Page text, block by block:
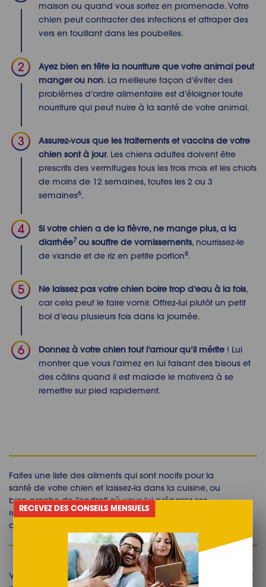
maison ou quand vous sortez en promenade. Votre
chien peut contracter des infections et attraper des
vers en fouillant dans les poubelles.
Ayez bien en tête la nourriture que votre animal peut
manger ou non. La meilleure façon d’éviter des
problèmes d’ordre alimentaire est d’éloigner toute
nourriture qui peut nuire à la santé de votre animal.
Assurez-vous que les traitements et vaccins de votre
chien sont à jour. Les chiens adultes doivent être
prescrits des vermifuges tous les trois mois et les chiots
de moins de 12 semaines, toutes les 2 ou 3
semaines6.
Si votre chien a de la fièvre, ne mange plus, a la
diarrhée7 ou souffre de vomissements, nourrissez-le
de viande et de riz en petite portion8.
Ne laissez pas votre chien boire trop d’eau à la fois,
car cela peut le faire vomir. Offrez-lui plutôt un petit
bol d’eau plusieurs fois dans la journée.
Donnez à votre chien tout l’amour qu’il mérite ! Lui
montrer que vous l’aimez en lui faisant des bisous et
des câlins quand il est malade le motivera à se
remettre sur pied rapidement.
Faites une liste des aliments qui sont nocifs pour la
santé de votre chien et laissez-la dans la cuisine, ou
bien proche de l’endroit où vous lui préparez ses
repas. Cela vous permettra de ne pas lui donner
d’aliments toxiques.
Voir son chien malade peut être très stressant. Qu’il soit votre
RECEVEZ DES CONSEILS MENSUELS